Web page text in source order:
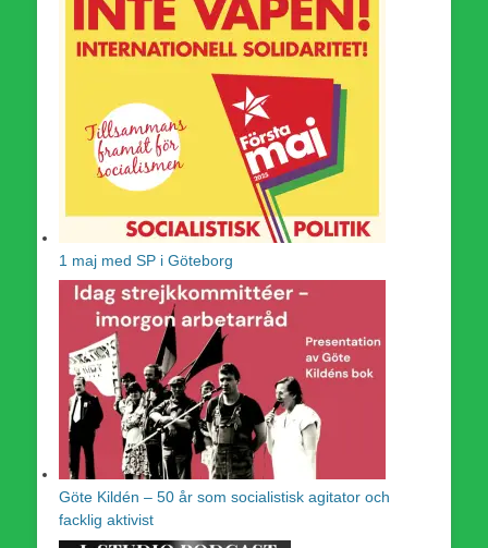
1 maj med SP i Göteborg
Göte Kildén – 50 år som socialistisk agitator och
facklig aktivist